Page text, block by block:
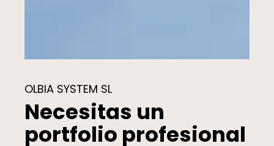
OLBIA SYSTEM SL
Necesitas un
portfolio profesional